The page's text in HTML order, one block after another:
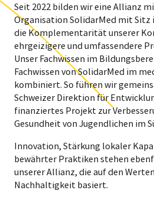
Seit 2022 bilden wir eine Allianz
Organisation SolidarMed mit Sitz
die Komplementarität unserer
ehrgeizigere und umfassendere
Unser Fachwissen im
Fachwissen von SolidarMed im
kombiniert. So führen wir
Schweizer Direktion für
finanziertes Projekt zur
Gesundheit von Jugendlichen im
Innovation, Stärkung lokaler
bewährter Praktiken stehen
unserer Allianz, die auf den
Nachhaltigkeit basiert.